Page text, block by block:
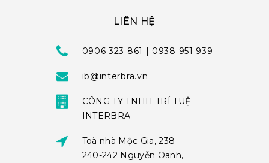
LIÊN HỆ
0906 323 861 | 0938 951 939
ib@interbra.vn
CÔNG TY TNHH TRÍ TUỆ
INTERBRA
Toà nhà Mộc Gia, 238-
240-242 Nguyễn Oanh,